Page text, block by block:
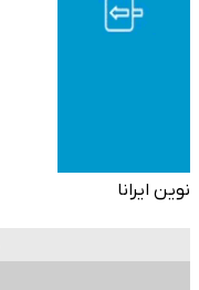
نوین ایرانا